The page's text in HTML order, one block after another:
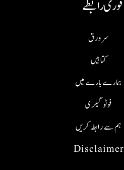
فوری رابطے
Disclaimer
ہم سے رابطہ کریں
فوٹو گیلری
ہمارے بارے میں
کتابیں
سر ورق